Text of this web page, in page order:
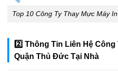
Top 10 Công Ty Thay Mực Máy
2️⃣ Thông Tin Liên Hệ
Quận Thủ Đức Tại Nhà